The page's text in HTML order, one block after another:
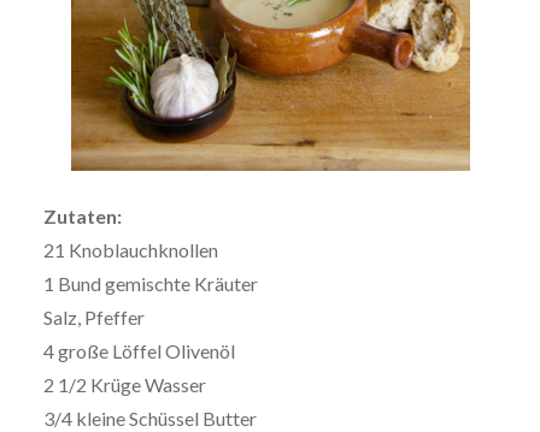
Zutaten:
21 Knoblauchknollen
1 Bund gemischte Kräuter
Salz, Pfeffer
4 große Löffel Olivenöl
2 1/2 Krüge Wasser
3/4 kleine Schüssel Butter